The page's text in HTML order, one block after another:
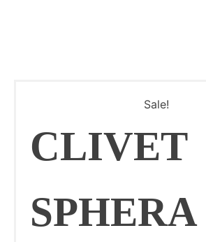
Sale!
CLIVET
SPHERA